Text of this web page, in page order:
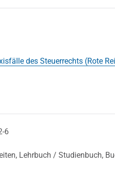
des Steuerrechts (Rote
6
Lehrbuch / Studienbuch,